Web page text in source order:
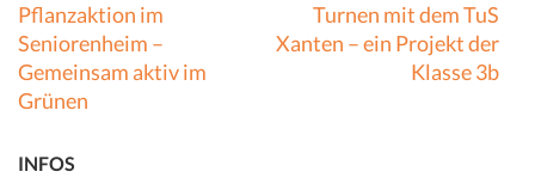
Beitragsnavigation
Pflanzaktion im
Seniorenheim –
Gemeinsam aktiv im
Grünen
Turnen mit dem TuS
Xanten – ein Projekt der
Klasse 3b
INFOS